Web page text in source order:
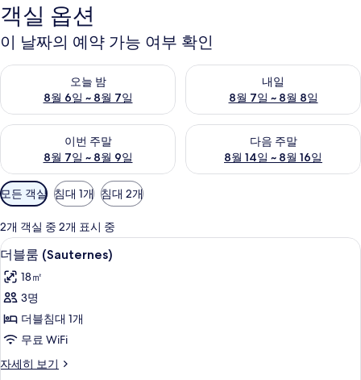
객실 옵션
이 날짜의 예약 가능 여부 확인
오늘 밤
8월 6일 ~ 8월 7일
오늘 밤 예약 가능 여부 확인, 8월 6일 ~ 8월 7일
내일
8월 7일 ~ 8월 8일
내일 예약 가능 여부 확인, 8월
이번 주말
8월 7일 ~ 8월 9일
이번 주말 예약 가능 여부 확인, 8월 7일 ~ 8월 9일
다음 주말
8월 14일 ~ 8월 16일
다음 주말 예약 가능 여부 확인,
객
실
에
사
용
가
능
한
터
모든 객실 침대 1개 침대 2개
2개 객실 중 2개 표시 중
더
블
룸
(Sauternes)
사
진
모
더블룸 (Sauternes) | 책상, 다리미/다
4
더블룸 (Sauternes)
18㎡
3명
더블침대 1개
무료 WiFi
자세히 보기
더